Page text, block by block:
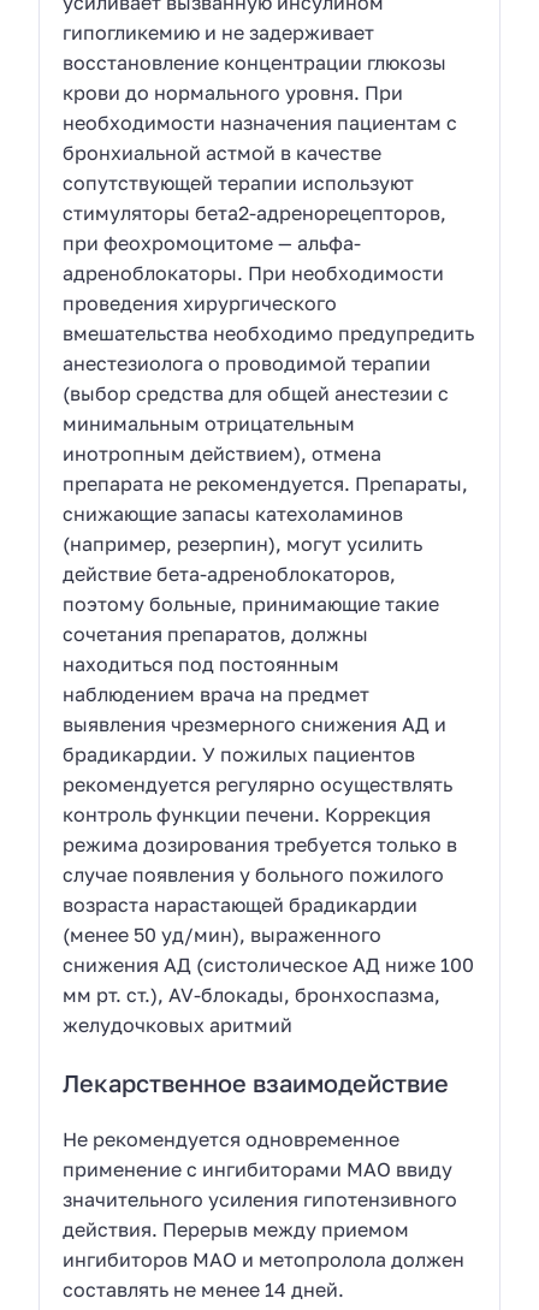
гипогликемию и не задерживает
восстановление концентрации глюкозы
крови до нормального уровня. При
необходимости назначения пациентам с
бронхиальной астмой в качестве
сопутствующей терапии используют
стимуляторы бета2-адренорецепторов,
при феохромоцитоме — альфа-
адреноблокаторы. При необходимости
проведения хирургического
вмешательства необходимо предупредить
анестезиолога о проводимой терапии
(выбор средства для общей анестезии с
минимальным отрицательным
инотропным действием), отмена
препарата не рекомендуется. Препараты,
снижающие запасы катехоламинов
(например, резерпин), могут усилить
действие бета-адреноблокаторов,
поэтому больные, принимающие такие
сочетания препаратов, должны
находиться под постоянным
наблюдением врача на предмет
выявления чрезмерного снижения АД и
брадикардии. У пожилых пациентов
рекомендуется регулярно осуществлять
контроль функции печени. Коррекция
режима дозирования требуется только в
случае появления у больного пожилого
возраста нарастающей брадикардии
(менее 50 уд/мин), выраженного
снижения АД (систолическое АД ниже 100
мм рт. ст.), AV-блокады, бронхоспазма,
желудочковых аритмий
Лекарственное взаимодействие
Не рекомендуется одновременное
применение с ингибиторами МАО ввиду
значительного усиления гипотензивного
действия. Перерыв между приемом
ингибиторов МАО и метопролола должен
составлять не менее 14 дней.